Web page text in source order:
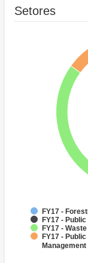
Setores
FY17 -
FY17 -
FY17 -
FY17 -
Management